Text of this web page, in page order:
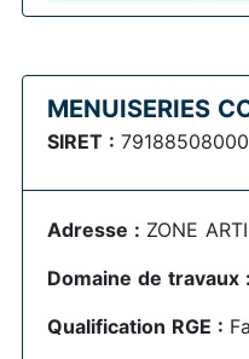
MENUISERIES
SIRET :
Adresse : ZONE
Domaine de travaux :
Qualification RGE :